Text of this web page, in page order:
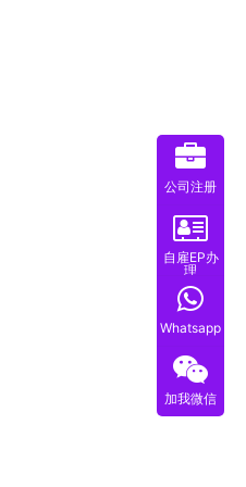
公司注册
自雇EP办
理
Whatsapp
加我微信